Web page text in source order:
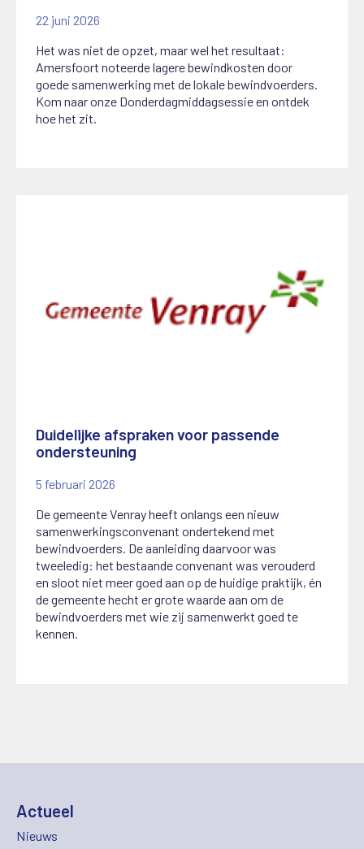
22 juni 2026
Het was niet de opzet, maar wel het resultaat:
Amersfoort noteerde lagere bewindkosten door
goede samenwerking met de lokale bewindvoerders.
Kom naar onze Donderdagmiddagsessie en ontdek
hoe het zit.
Duidelijke afspraken voor passende
ondersteuning
5 februari 2026
De gemeente Venray heeft onlangs een nieuw
samenwerkingsconvenant ondertekend met
bewindvoerders. De aanleiding daarvoor was
tweeledig: het bestaande convenant was verouderd
en sloot niet meer goed aan op de huidige praktijk, én
de gemeente hecht er grote waarde aan om de
bewindvoerders met wie zij samenwerkt goed te
kennen.
Actueel
Nieuws